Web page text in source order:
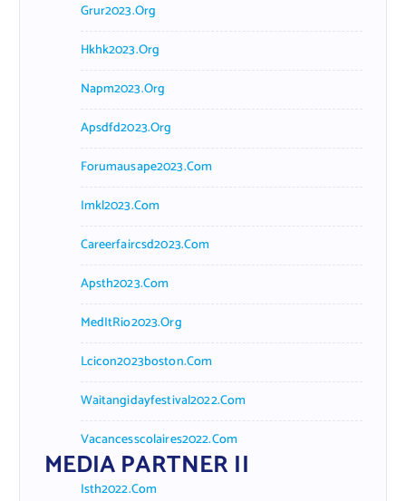
Grur2023.org
Hkhk2023.org
Napm2023.org
Apsdfd2023.org
Forumausape2023.com
Imkl2023.com
Careerfaircsd2023.com
Apsth2023.com
MedItRio2023.org
Lcicon2023boston.com
Waitangidayfestival2022.com
Vacancesscolaires2022.com
MEDIA PARTNER II
Isth2022.com